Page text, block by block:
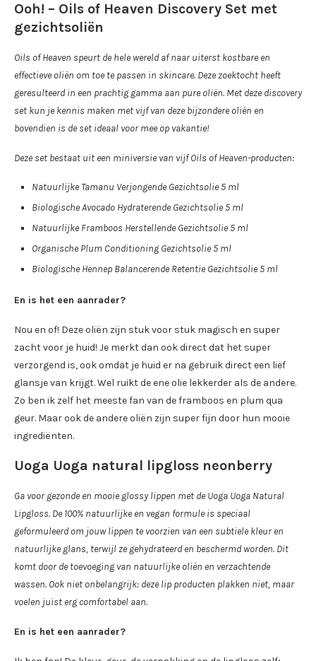
Ooh! – Oils of Heaven Discovery Set met
gezichtsoliën
Oils of Heaven speurt de hele wereld af naar uiterst kostbare en
effectieve oliën om toe te passen in skincare. Deze zoektocht heeft
geresulteerd in een prachtig gamma aan pure oliën. Met deze discovery
set kun je kennis maken met vijf van deze bijzondere oliën en
bovendien is de set ideaal voor mee op vakantie!
Deze set bestaat uit een miniversie van vijf Oils of Heaven-producten:
Natuurlijke Tamanu Verjongende Gezichtsolie 5 ml
Biologische Avocado Hydraterende Gezichtsolie 5 ml
Natuurlijke Framboos Herstellende Gezichtsolie 5 ml
Organische Plum Conditioning Gezichtsolie 5 ml
Biologische Hennep Balancerende Retentie Gezichtsolie 5 ml
En is het een aanrader?
Nou en of! Deze oliën zijn stuk voor stuk magisch en super
zacht voor je huid! Je merkt dan ook direct dat het super
verzorgend is, ook omdat je huid er na gebruik direct een lief
glansje van krijgt. Wel ruikt de ene olie lekkerder als de andere.
Zo ben ik zelf het meeste fan van de framboos en plum qua
geur. Maar ook de andere oliën zijn super fijn door hun mooie
ingrediënten.
Uoga Uoga natural lipgloss neonberry
Ga voor gezonde en mooie glossy lippen met de Uoga Uoga Natural
Lipgloss. De 100% natuurlijke en vegan formule is speciaal
geformuleerd om jouw lippen te voorzien van een subtiele kleur en
natuurlijke glans, terwijl ze gehydrateerd en beschermd worden. Dit
komt door de toevoeging van natuurlijke oliën en verzachtende
wassen. Ook niet onbelangrijk: deze lip producten plakken niet, maar
voelen juist erg comfortabel aan.
En is het een aanrader?